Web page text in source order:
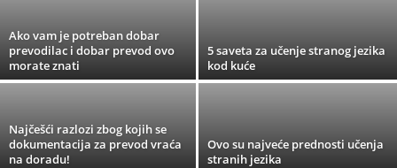
Ako vam je potreban dobar
prevodilac i dobar prevod ovo
morate znati
5 saveta za učenje stranog jezika
kod kuće
Najčešći razlozi zbog kojih se
dokumentacija za prevod vraća
na doradu!
Ovo su najveće prednosti učenja
stranih jezika